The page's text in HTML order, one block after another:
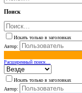
Поиск
Искать только в заголовках
Автор:
Расширенный поиск…
Искать только в заголовках
Автор: